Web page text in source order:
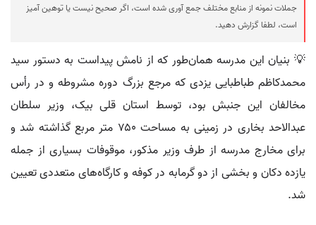
جملات نمونه از منابع مختلف جمع آوری شده است، اگر صحیح نیست یا توهین آمیز
است، لطفا گزارش دهید.
💡 بنیان این مدرسه همان‌طور که از نامش پیداست به دستور سید
محمدکاظم طباطبایی یزدی که مرجع بزرگ دوره مشروطه و در رأس
مخالفان این جنبش بود، توسط استان قلی بیک، وزیر سلطان
عبدالاحد بخاری در زمینی به مساحت ۷۵۰ متر مربع گذاشته شد و
برای مخارج مدرسه از طرف وزیر مذکور، موقوفات بسیاری از جمله
یازده دکان و بخشی از دو گرمابه در کوفه و کارگاه‌های متعددی تعیین
شد.